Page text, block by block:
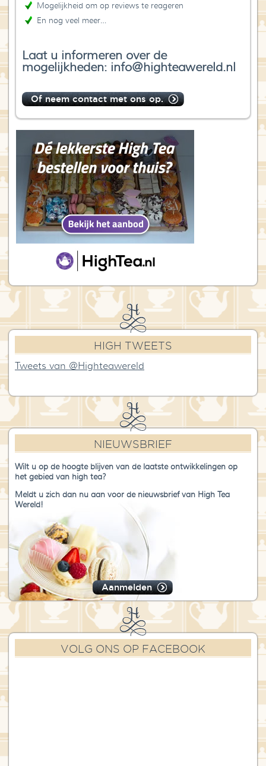
Mogelijkheid om op reviews te reageren
En nog veel meer…
Laat u informeren over de
mogelijkheden: info@highteawereld.nl
Of neem contact met ons op.
HIGH TWEETS
Tweets van @Highteawereld
NIEUWSBRIEF
Wilt u op de hoogte blijven van de laatste ontwikkelingen op
het gebied van high tea?
Meldt u zich dan nu aan voor de nieuwsbrief van High Tea
Wereld!
Aanmelden
VOLG ONS OP FACEBOOK